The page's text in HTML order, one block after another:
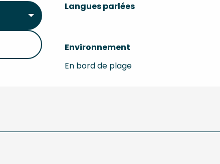
Langues parlées
Langues parlées
Environnement
Environnement
En bord de plage